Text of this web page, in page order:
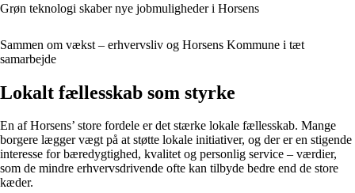
Grøn teknologi skaber nye jobmuligheder i Horsens
Sammen om vækst – erhvervsliv og Horsens Kommune i tæt
samarbejde
Lokalt fællesskab som styrke
En af Horsens’ store fordele er det stærke lokale fællesskab. Mange
borgere lægger vægt på at støtte lokale initiativer, og der er en stigende
interesse for bæredygtighed, kvalitet og personlig service – værdier,
som de mindre erhvervsdrivende ofte kan tilbyde bedre end de store
kæder.